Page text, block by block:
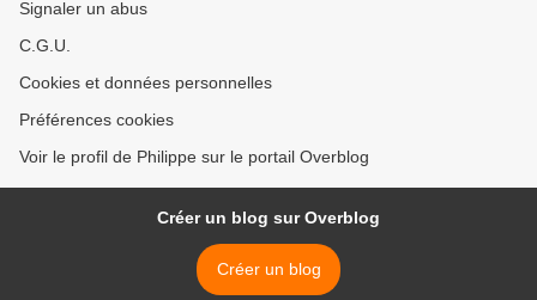
Signaler un abus
C.G.U.
Cookies et données personnelles
Préférences cookies
Voir le profil de Philippe sur le portail Overblog
Créer un blog sur Overblog
Créer un blog